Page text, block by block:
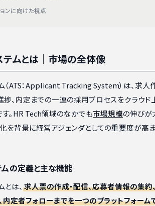
ムとは｜市場の全体像
（ATS：Applicant Tracking System）は、求人
捗、内定までの一連の採用プロセスをクラウ
。HR Tech領域のなかでも市場規模の伸びが
を背景に経営アジェンダとしての重要度が高
の定義と主な機能
は、 求人票の作成・配信、応募者情報の集約
内定者フォローまでを一つのプラットフォーム
ンに向けた視点